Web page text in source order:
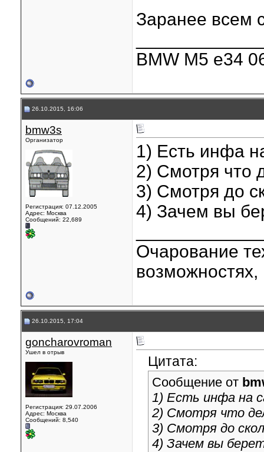
Заранее всем
BMW M5 e34
26.10.2015, 16:06
bmw3s
Организатор
Регистрация: 07.12.2005
Адрес: Москва
Сообщений: 22,689
1) Есть инфа
2) Смотря что
3) Смотря до
4) Зачем вы
Очарование
возможностях,
26.10.2015, 17:04
goncharovroman
Ушел в отрыв
Регистрация: 29.07.2006
Адрес: Москва
Сообщений: 8,540
Цитата:
Сообщение от
1) Есть инфа на
2) Смотря что
3) Смотря до
4) Зачем вы